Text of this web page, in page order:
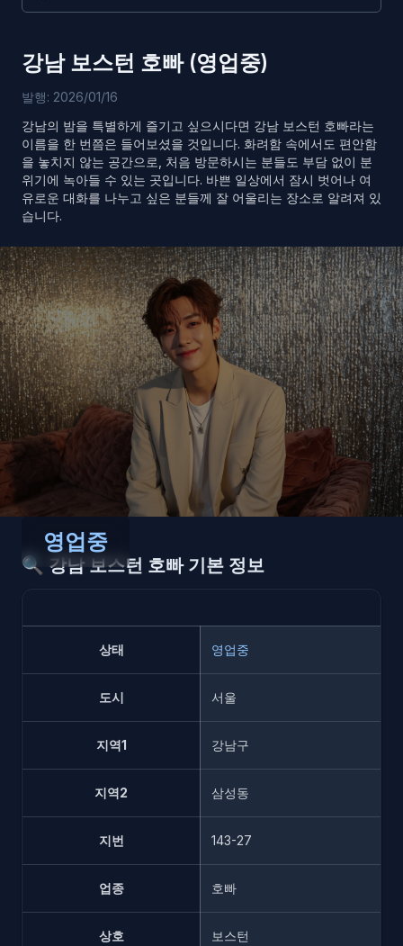
강남 보스턴 호빠 (영업중)
발행: 2026/01/16
강남의 밤을 특별하게 즐기고 싶으시다면 강남 보스턴 호빠라는
이름을 한 번쯤은 들어보셨을 것입니다. 화려함 속에서도 편안함
을 놓치지 않는 공간으로, 처음 방문하시는 분들도 부담 없이 분
위기에 녹아들 수 있는 곳입니다. 바쁜 일상에서 잠시 벗어나 여
유로운 대화를 나누고 싶은 분들께 잘 어울리는 장소로 알려져 있
습니다.
영업중
🔍 강남 보스턴 호빠 기본 정보
상태 영업중
도시 서울
지역1 강남구
지역2 삼성동
지번 143-27
업종 호빠
상호 보스턴